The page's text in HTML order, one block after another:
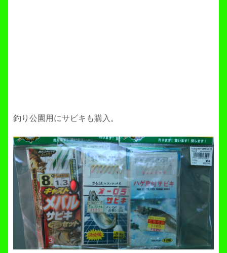
釣り公園用にサビキも購入。